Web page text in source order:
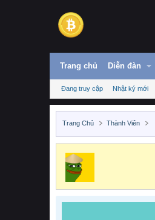
Trang chủ Diễn đàn
Đang truy cập Nhật ký mới
Trang Chủ Thành Viên